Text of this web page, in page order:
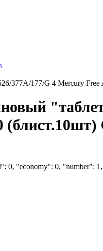
377A/177/G 4 Mercury
0, "economy": 0, "number":